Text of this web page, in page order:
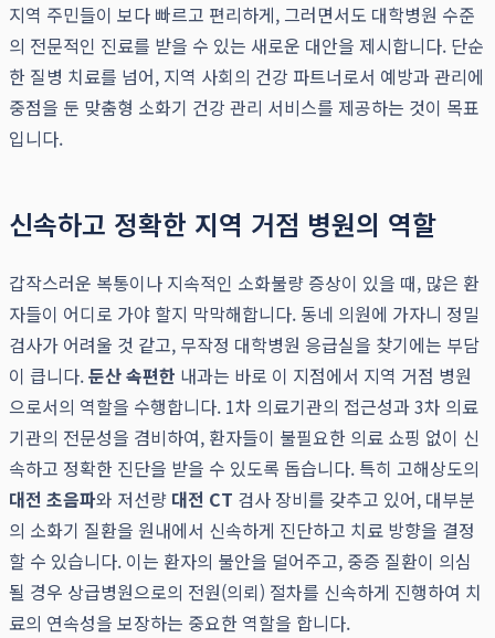
지역 주민들이 보다 빠르고 편리하게, 그러면서도 대학병원 수준
의 전문적인 진료를 받을 수 있는 새로운 대안을 제시합니다. 단순
한 질병 치료를 넘어, 지역 사회의 건강 파트너로서 예방과 관리에
중점을 둔 맞춤형 소화기 건강 관리 서비스를 제공하는 것이 목표
입니다.
신속하고 정확한 지역 거점 병원의 역할
갑작스러운 복통이나 지속적인 소화불량 증상이 있을 때, 많은 환
자들이 어디로 가야 할지 막막해합니다. 동네 의원에 가자니 정밀
검사가 어려울 것 같고, 무작정 대학병원 응급실을 찾기에는 부담
이 큽니다.둔산 속편한 내과는 바로 이 지점에서 지역 거점 병원
으로서의 역할을 수행합니다. 1차 의료기관의 접근성과 3차 의료
기관의 전문성을 겸비하여, 환자들이 불필요한 의료 쇼핑 없이 신
속하고 정확한 진단을 받을 수 있도록 돕습니다. 특히 고해상도의
대전 초음파와 저선량 대전 CT 검사 장비를 갖추고 있어, 대부분
의 소화기 질환을 원내에서 신속하게 진단하고 치료 방향을 결정
할 수 있습니다. 이는 환자의 불안을 덜어주고, 중증 질환이 의심
될 경우 상급병원으로의 전원(의뢰) 절차를 신속하게 진행하여 치
료의 연속성을 보장하는 중요한 역할을 합니다.